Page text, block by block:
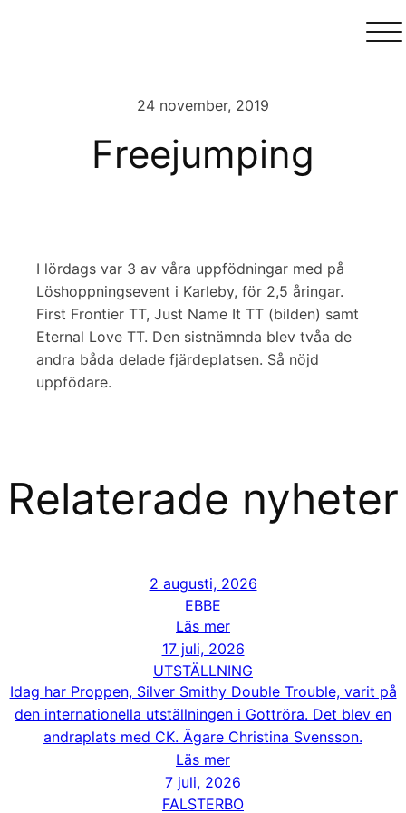
24 november, 2019
Freejumping
I lördags var 3 av våra uppfödningar med på
Löshoppningsevent i Karleby, för 2,5 åringar.
First Frontier TT, Just Name It TT (bilden) samt
Eternal Love TT. Den sistnämnda blev tvåa de
andra båda delade fjärdeplatsen. Så nöjd
uppfödare.
Relaterade nyheter
2 augusti, 2026
EBBE
Läs mer
17 juli, 2026
UTSTÄLLNING
Idag har Proppen, Silver Smithy Double Trouble, varit på
den internationella utställningen i Gottröra. Det blev en
andraplats med CK. Ägare Christina Svensson.
Läs mer
7 juli, 2026
FALSTERBO